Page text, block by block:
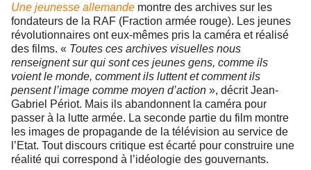
Une jeunesse allemande montre des archives sur les
fondateurs de la RAF (Fraction armée rouge). Les jeunes
révolutionnaires ont eux-mêmes pris la caméra et réalisé
des films. « Toutes ces archives visuelles nous
renseignent sur qui sont ces jeunes gens, comme ils
voient le monde, comment ils luttent et comment ils
pensent l’image comme moyen d’action », décrit Jean-
Gabriel Périot. Mais ils abandonnent la caméra pour
passer à la lutte armée. La seconde partie du film montre
les images de propagande de la télévision au service de
l’Etat. Tout discours critique est écarté pour construire une
réalité qui correspond à l’idéologie des gouvernants.